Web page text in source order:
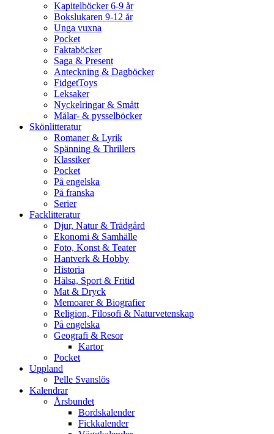
Kapitelböcker 6-9 år
Bokslukaren 9-12 år
Unga vuxna
Pocket
Faktaböcker
Saga & Present
Anteckning & Dagböcker
FidgetToys
Leksaker
Nyckelringar & Smått
Målar- & pysselböcker
Skönlitteratur
Romaner & Lyrik
Spänning & Thrillers
Klassiker
Pocket
På engelska
På franska
Serier
Facklitteratur
Djur, Natur & Trädgård
Ekonomi & Samhälle
Foto, Konst & Teater
Hantverk & Hobby
Historia
Hälsa, Sport & Fritid
Mat & Dryck
Memoarer & Biografier
Religion, Filosofi & Naturvetenskap
På engelska
Geografi & Resor
Kartor
Pocket
Uppland
Pelle Svanslös
Kalendrar
Årsbundet
Bordskalender
Fickkalender